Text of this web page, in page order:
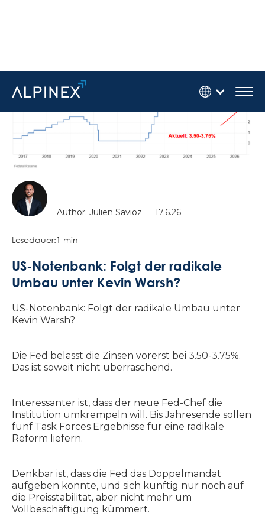
Author: Julien Savioz 17.6.26
Lesedauer:1 min
US-Notenbank: Folgt der radikale
Umbau unter Kevin Warsh?‍
US-Notenbank: Folgt der radikale Umbau unter
Kevin Warsh?
Die Fed belässt die Zinsen vorerst bei 3.50-3.75%.
Das ist soweit nicht überraschend.
Interessanter ist, dass der neue Fed-Chef die
Institution umkrempeln will. Bis Jahresende sollen
fünf Task Forces Ergebnisse für eine radikale
Reform liefern.
Denkbar ist, dass die Fed das Doppelmandat
aufgeben könnte, und sich künftig nur noch auf
die Preisstabilität, aber nicht mehr um
Vollbeschäftigung kümmert.